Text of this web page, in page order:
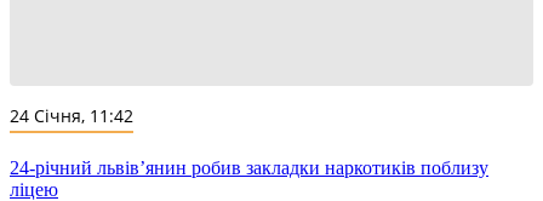
24 Січня, 11:42
24-річний львів’янин робив закладки наркотиків поблизу
ліцею